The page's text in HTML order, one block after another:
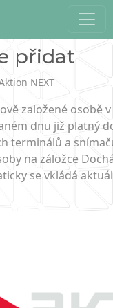
přidat
NEXT
založené osobě
dnu již platný
terminálů a
na záložce
se vkládá